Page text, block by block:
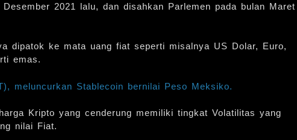
2021 lalu, dan disahkan Parlemen pada bulan Maret
dipatok ke mata uang fiat seperti misalnya US Dolar, Euro,
emas.
meluncurkan Stablecoin bernilai Peso Meksiko.
Kripto yang cenderung memiliki tingkat Volatilitas yang
nilai Fiat.